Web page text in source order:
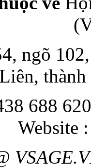
ngõ
688
Website